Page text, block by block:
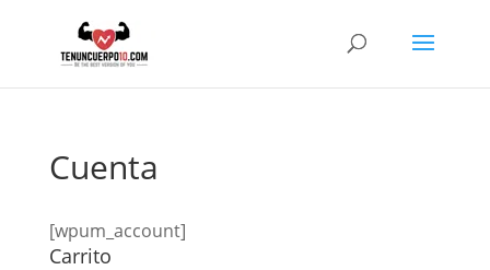
Cuenta
[wpum_account]
Carrito